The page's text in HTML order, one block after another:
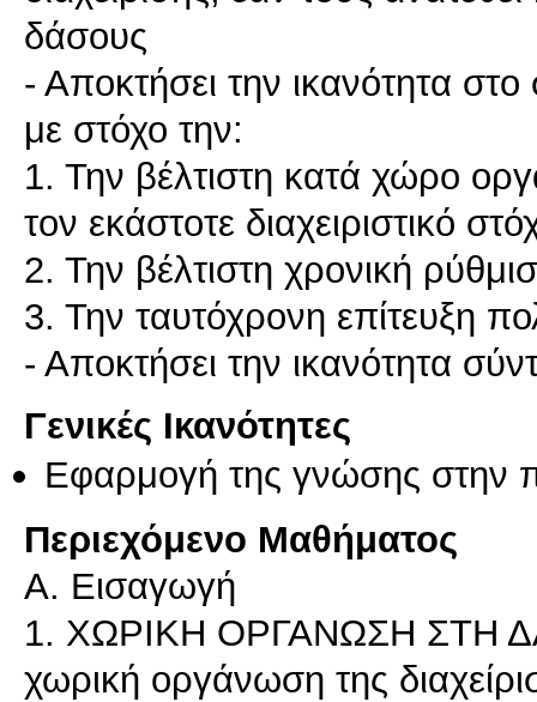
δάσους
- Αποκτήσει την ικανότητα στο
με στόχο την:
1. Την βέλτιστη κατά χώρο
τον εκάστοτε διαχειριστικό
2. Την βέλτιστη χρονική
3. Την ταυτόχρονη επίτευξη
- Αποκτήσει την ικανότητα
Γενικές Ικανότητες
Εφαρμογή της γνώσης στην
Περιεχόμενο Μαθήματος
Α. Εισαγωγή
1. ΧΩΡΙΚΗ ΟΡΓΑΝΩΣΗ ΣΤΗ
χωρική οργάνωση της